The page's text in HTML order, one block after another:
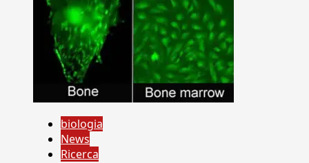
biologia
News
Ricerca